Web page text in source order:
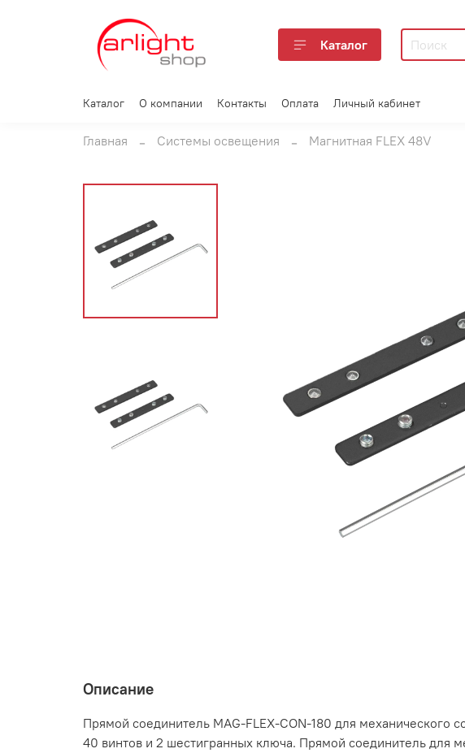
Каталог
Каталог О компании Контакты Оплата Личный кабинет
Главная Системы освещения Магнитная FLEX 48V
Описание
Прямой соединитель MAG-FLEX-CON-180 для механического
40 винтов и 2 шестигранных ключа. Прямой соединитель для